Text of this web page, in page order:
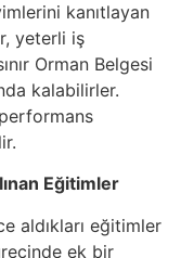
kanıtlayan
yeterli iş
Orman Belgesi
kalabilirler.
Eğitimler
aldıkları eğitimler
ek bir